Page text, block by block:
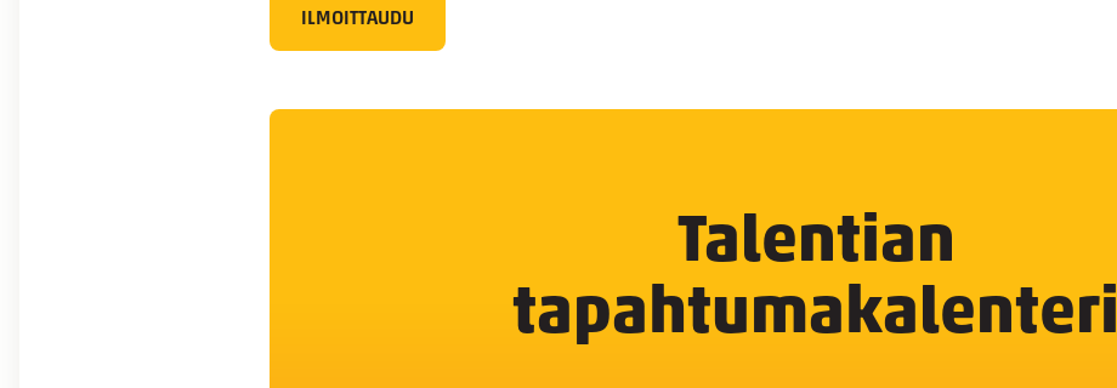
ILMOITTAUDU
Talentian
tapahtumakalenteri